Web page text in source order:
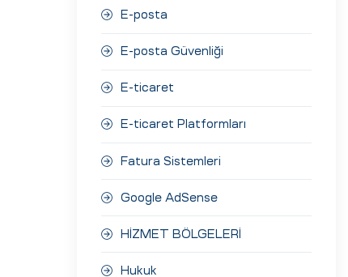
E-posta
E-posta Güvenliği
E-ticaret
E-ticaret Platformları
Fatura Sistemleri
Google AdSense
HİZMET BÖLGELERİ
Hukuk